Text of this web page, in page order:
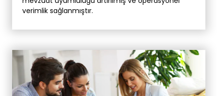
verimlik sağlanmıştır.